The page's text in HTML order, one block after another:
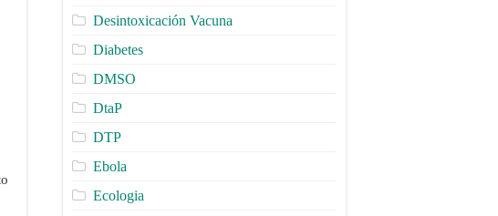
Desintoxicación Vacuna
Diabetes
DMSO
DtaP
DTP
Ebola
Ecologia